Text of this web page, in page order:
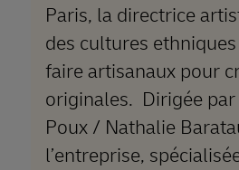
Paris, la directrice
des cultures
faire artisanaux pour
originales. Dirigée
Poux / Nathalie
l’entreprise,